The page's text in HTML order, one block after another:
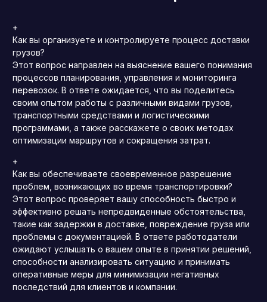
+
Как вы организуете и контролируете процесс доставки
грузов?
Этот вопрос направлен на выяснение вашего понимания
процессов планирования, управления и мониторинга
перевозок. В ответе ожидается, что вы поделитесь
своим опытом работы с различными видами грузов,
транспортными средствами и логистическими
программами, а также расскажете о своих методах
оптимизации маршрутов и сокращения затрат.
+
Как вы обеспечиваете своевременное разрешение
проблем, возникающих во время транспортировки?
Этот вопрос проверяет вашу способность быстро и
эффективно решать непредвиденные обстоятельства,
такие как задержки в доставке, повреждение груза или
проблемы с документацией. В ответе работодатели
ожидают услышать о вашем опыте в принятии решений,
способности анализировать ситуацию и принимать
оперативные меры для минимизации негативных
последствий для клиентов и компании.